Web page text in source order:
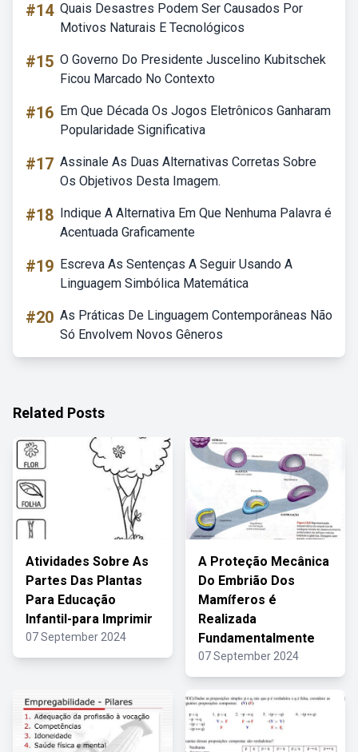
#14 Quais Desastres Podem Ser Causados Por
Motivos Naturais E Tecnológicos
#15 O Governo Do Presidente Juscelino Kubitschek
Ficou Marcado No Contexto
#16 Em Que Década Os Jogos Eletrônicos Ganharam
Popularidade Significativa
#17 Assinale As Duas Alternativas Corretas Sobre
Os Objetivos Desta Imagem.
#18 Indique A Alternativa Em Que Nenhuma Palavra é
Acentuada Graficamente
#19 Escreva As Sentenças A Seguir Usando A
Linguagem Simbólica Matemática
#20 As Práticas De Linguagem Contemporâneas Não
Só Envolvem Novos Gêneros
Related Posts
Atividades Sobre As
Partes Das Plantas
Para Educação
Infantil-para Imprimir
07 September 2024
A Proteção Mecânica
Do Embrião Dos
Mamíferos é
Realizada
Fundamentalmente
07 September 2024